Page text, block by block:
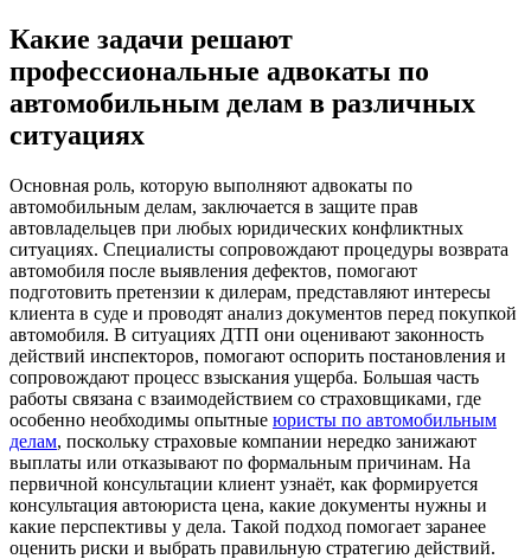
Какие задачи решают
профессиональные адвокаты по
автомобильным делам в различных
ситуациях
Основная роль, которую выполняют адвокаты по
автомобильным делам, заключается в защите прав
автовладельцев при любых юридических конфликтных
ситуациях. Специалисты сопровождают процедуры возврата
автомобиля после выявления дефектов, помогают
подготовить претензии к дилерам, представляют интересы
клиента в суде и проводят анализ документов перед покупкой
автомобиля. В ситуациях ДТП они оценивают законность
действий инспекторов, помогают оспорить постановления и
сопровождают процесс взыскания ущерба. Большая часть
работы связана с взаимодействием со страховщиками, где
особенно необходимы опытные юристы по автомобильным
делам, поскольку страховые компании нередко занижают
выплаты или отказывают по формальным причинам. На
первичной консультации клиент узнаёт, как формируется
консультация автоюриста цена, какие документы нужны и
какие перспективы у дела. Такой подход помогает заранее
оценить риски и выбрать правильную стратегию действий.